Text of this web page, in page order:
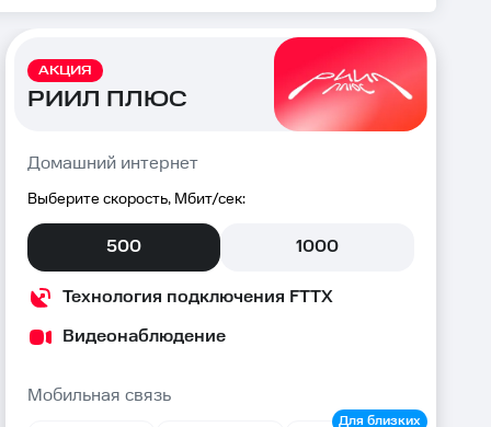
АКЦИЯ
РИИЛ ПЛЮС
Домашний интернет
Выберите скорость, Мбит/сек:
500 1000
Технология подключения FTTX
Видеонаблюдение
Мобильная связь